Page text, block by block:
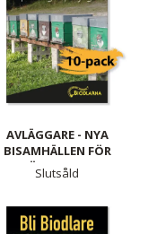
AVLÄGGARE - NYA
BISAMHÄLLEN FÖR
UTÖKNING OCH
FÖRSÄLJNING 10-PACK
Slutsåld